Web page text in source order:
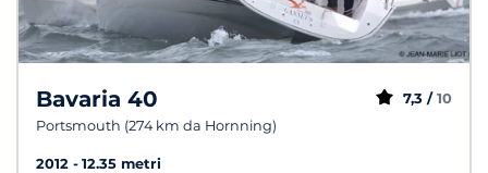
Bavaria 40
Portsmouth (274 km da Hornning)
7,3 / 10
2012
12.35 metri